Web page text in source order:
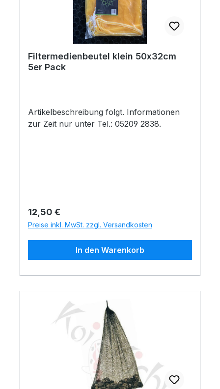
Filtermedienbeutel klein 50x32cm
5er Pack
Artikelbeschreibung folgt. Informationen
zur Zeit nur unter Tel.: 05209 2838.
Regulärer Preis:
12,50 €
Preise inkl. MwSt. zzgl. Versandkosten
In den Warenkorb